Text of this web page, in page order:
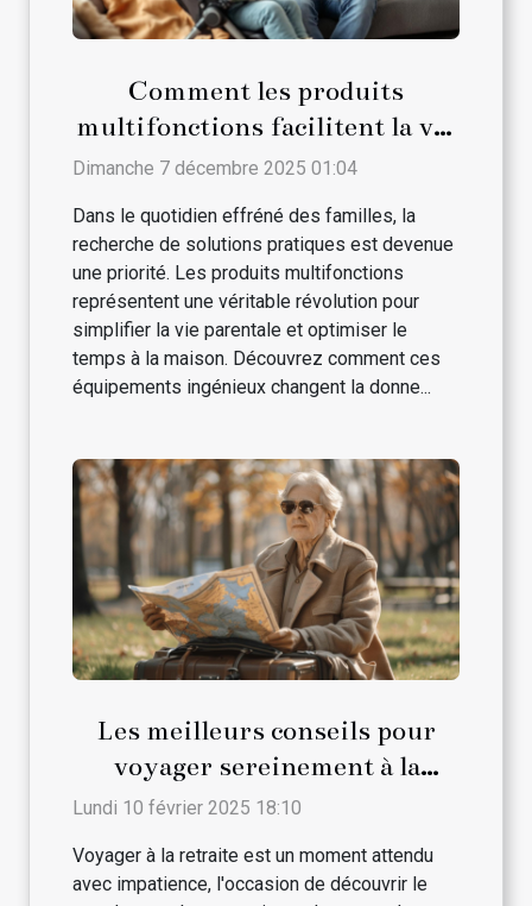
Comment les produits
multifonctions facilitent la vie
des parents ?
Dimanche 7 décembre 2025 01:04
Dans le quotidien effréné des familles, la
recherche de solutions pratiques est devenue
une priorité. Les produits multifonctions
représentent une véritable révolution pour
simplifier la vie parentale et optimiser le
temps à la maison. Découvrez comment ces
équipements ingénieux changent la donne...
Les meilleurs conseils pour
voyager sereinement à la
retraite
Lundi 10 février 2025 18:10
Voyager à la retraite est un moment attendu
avec impatience, l'occasion de découvrir le